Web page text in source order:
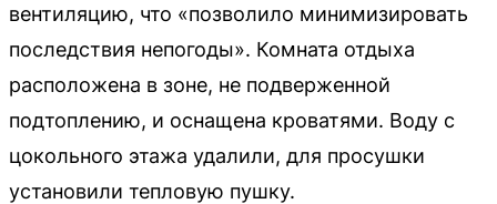
вентиляцию, что «позволило минимизировать
последствия непогоды». Комната отдыха
расположена в зоне, не подверженной
подтоплению, и оснащена кроватями. Воду с
цокольного этажа удалили, для просушки
установили тепловую пушку.